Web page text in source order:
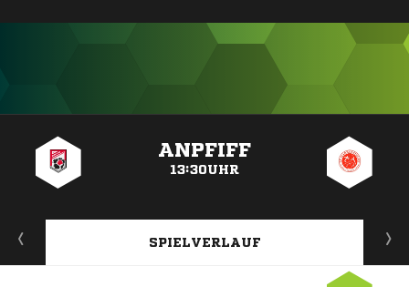
ANPFIFF
13:30UHR
SPIELVERLAUF